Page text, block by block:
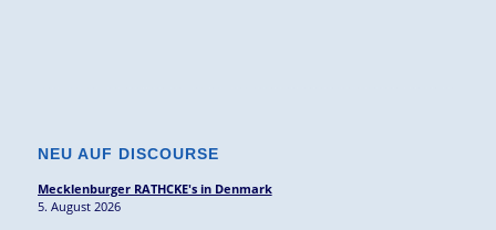
NEU AUF DISCOURSE
Mecklenburger RATHCKE's in Denmark
5. August 2026